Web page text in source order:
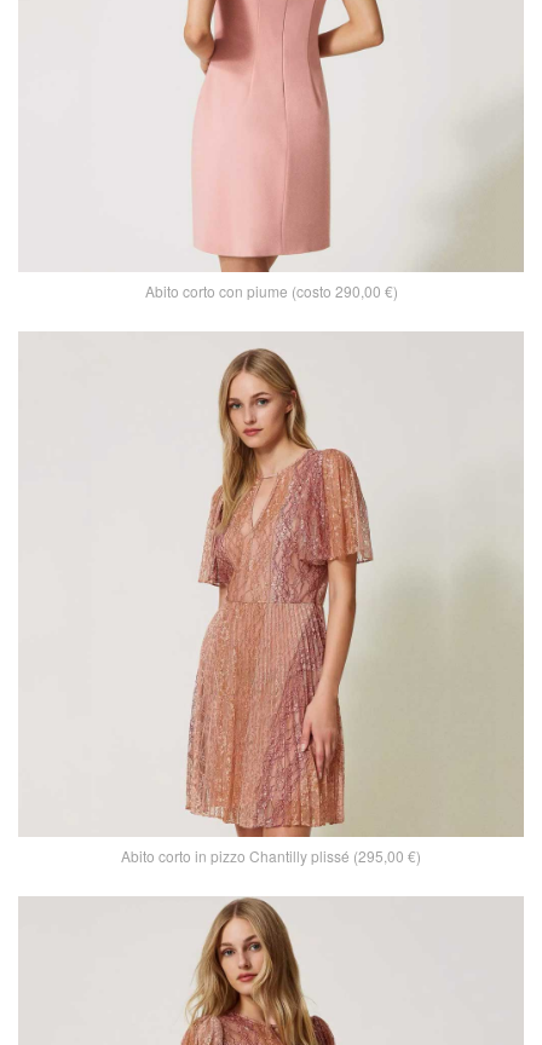
Abito corto con piume (costo 290,00 €)
Abito corto in pizzo Chantilly plissé (295,00 €)